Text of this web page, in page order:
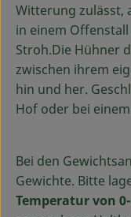
Backwaren
Haltbares
Getränke
Drogerie
So geht's
Über uns
Witterung zulässt,
in einem
Stroh.Die Hühner
zwischen ihrem
hin und her.
Hof oder bei
Bei den
Gewichte. Bitte
Temperatur von 0-